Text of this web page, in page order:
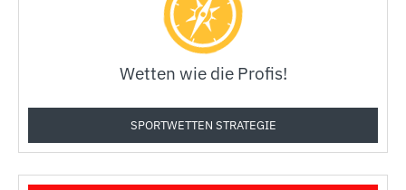
Wetten wie die Profis!
SPORTWETTEN STRATEGIE